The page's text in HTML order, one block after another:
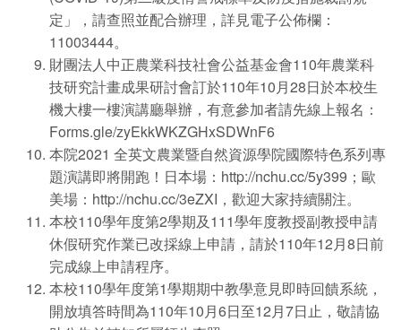
定」，請查照並配合辦理，詳見電子公佈欄：
11003444。
財團法人中正農業科技社會公益基金會110年農業科
技研究計畫成果研討會訂於110年10月28日於本校生
機大樓一樓演講廳舉辦，有意參加者請先線上報名：
Forms.gle/zyEkkWKZGHxSDWnF6
本院2021 全英文農業暨自然資源學院國際特色系列專
題演講即將開跑！日本場： http://nchu.cc/5y399 ；歐
美場： http://nchu.cc/3eZXI ，歡迎大家持續關注。
本校110學年度第2學期及111學年度教授副教授申請
休假研究作業已改採線上申請，請於110年12月8日前
完成線上申請程序。
本校110學年度第1學期期中教學意見即時回饋系統，
開放填答時間為110年10月6日至12月7日止，敬請協